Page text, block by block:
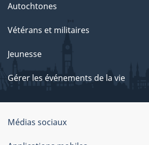
Autochtones
Vétérans et militaires
Jeunesse
Gérer les événements de la vie
Organisation
du
Médias sociaux